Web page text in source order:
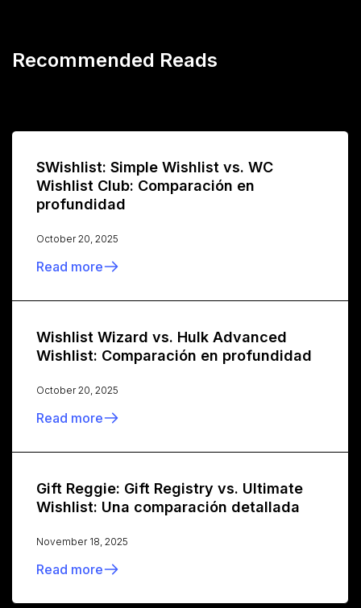
Recommended Reads
SWishlist: Simple Wishlist vs. WC
Wishlist Club: Comparación en
profundidad
October 20, 2025
Read more
Wishlist Wizard vs. Hulk Advanced
Wishlist: Comparación en profundidad
October 20, 2025
Read more
Gift Reggie: Gift Registry vs. Ultimate
Wishlist: Una comparación detallada
November 18, 2025
Read more